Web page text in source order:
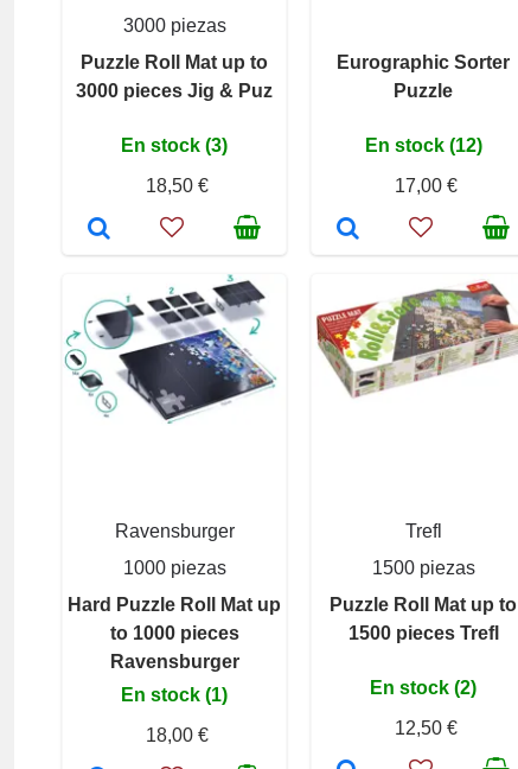
3000 piezas
Puzzle Roll Mat up to
3000 pieces Jig & Puz
En stock (3)
18,50 €
Eurographic Sorter
Puzzle
En stock (12)
17,00 €
Ravensburger
1000 piezas
Hard Puzzle Roll Mat up
to 1000 pieces
Ravensburger
En stock (1)
18,00 €
Trefl
1500 piezas
Puzzle Roll Mat up to
1500 pieces Trefl
En stock (2)
12,50 €